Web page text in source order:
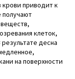
крови приводит к
получают
веществ,
клеток,
десна
на поверхности